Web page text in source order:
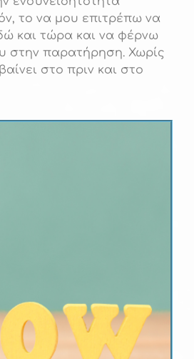
το να μου επιτρέπω να
και τώρα και να φέρνω
στην παρατήρηση. Χωρίς
στο πριν και στο